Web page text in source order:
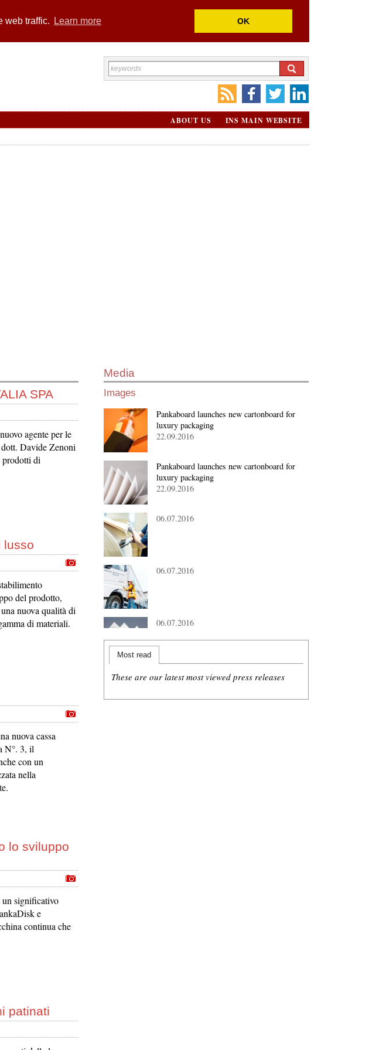
web traffic. Learn more OK
INS MAIN WEBSITE
ABOUT US
SPA
agente per le
Davide Zenoni
prodotti di
lusso
del prodotto,
nuova qualità di
di materiali.
nuova cassa
N°. 3, il
con un
nella
lo sviluppo
significativo
e
continua che
patinati
Media
Images
Pankaboard launches new cartonboard for
luxury packaging
22.09.2016
Pankaboard launches new cartonboard for
luxury packaging
22.09.2016
06.07.2016
06.07.2016
06.07.2016
Most read
These are our latest most viewed press releases